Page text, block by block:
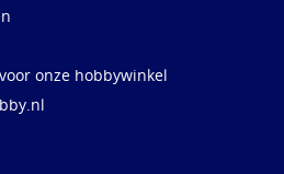
onze hobbywinkel